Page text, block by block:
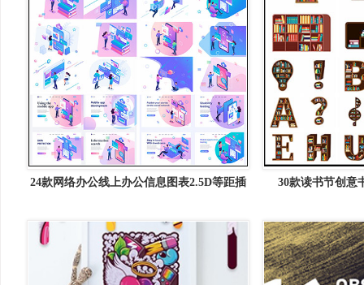
24款网络办公线上办公信息图表2.5D等距插
30款读书节创意